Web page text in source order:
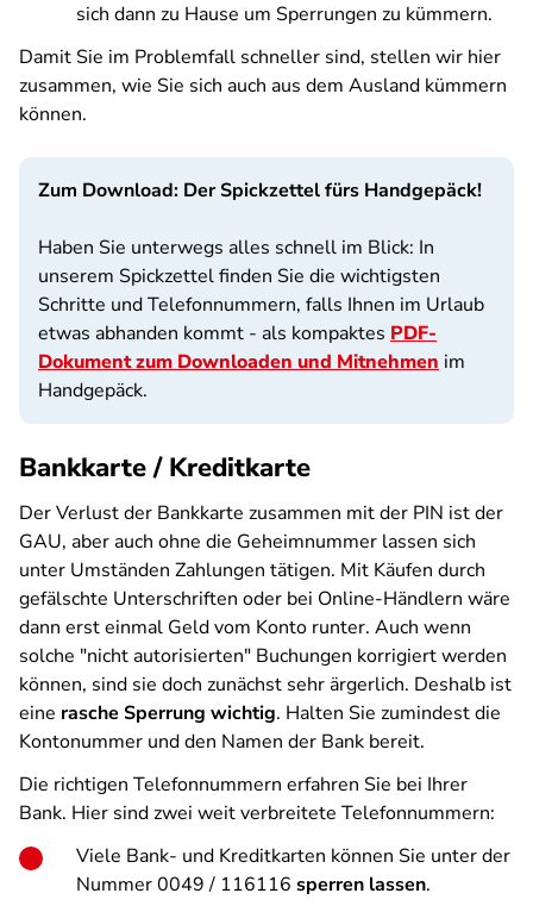
sich dann zu Hause um Sperrungen zu kümmern.
Damit Sie im Problemfall schneller sind, stellen wir hier
zusammen, wie Sie sich auch aus dem Ausland kümmern
können.
Zum Download: Der Spickzettel fürs Handgepäck!
Haben Sie unterwegs alles schnell im Blick: In
unserem Spickzettel finden Sie die wichtigsten
Schritte und Telefonnummern, falls Ihnen im Urlaub
etwas abhanden kommt - als kompaktes PDF-
Dokument zum Downloaden und Mitnehmen im
Handgepäck.
Bankkarte / Kreditkarte
Der Verlust der Bankkarte zusammen mit der PIN ist der
GAU, aber auch ohne die Geheimnummer lassen sich
unter Umständen Zahlungen tätigen. Mit Käufen durch
gefälschte Unterschriften oder bei Online-Händlern wäre
dann erst einmal Geld vom Konto runter. Auch wenn
solche "nicht autorisierten" Buchungen korrigiert werden
können, sind sie doch zunächst sehr ärgerlich. Deshalb ist
eine rasche Sperrung wichtig. Halten Sie zumindest die
Kontonummer und den Namen der Bank bereit.
Die richtigen Telefonnummern erfahren Sie bei Ihrer
Bank. Hier sind zwei weit verbreitete Telefonnummern:
Viele Bank- und Kreditkarten können Sie unter der
Nummer 0049 / 116116 sperren lassen.